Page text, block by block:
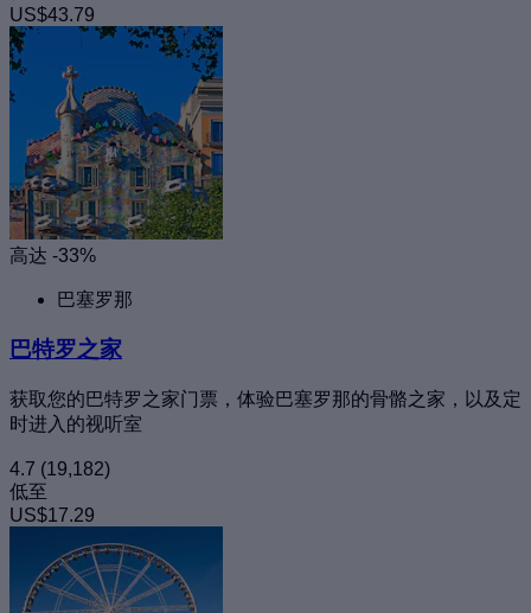
US$43.79
高达 -33%
巴塞罗那
巴特罗之家
获取您的巴特罗之家门票，体验巴塞罗那的骨骼之家，以及定
时进入的视听室
4.7 (19,182)
低至
US$17.29